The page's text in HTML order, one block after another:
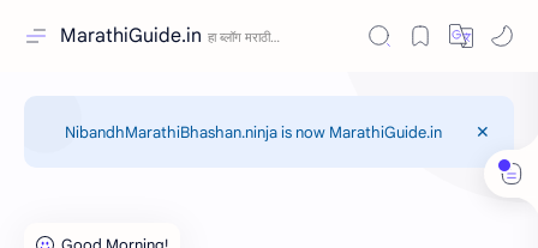
MarathiGuide.in
NibandhMarathiBhashan.ninja is now MarathiGuide.in